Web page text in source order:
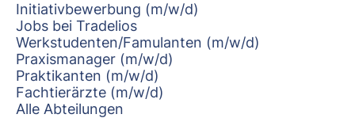
Initiativbewerbung (m/w/d)
Jobs bei Tradelios
Werkstudenten/Famulanten (m/w/d)
Praxismanager (m/w/d)
Praktikanten (m/w/d)
Fachtierärzte (m/w/d)
Alle Abteilungen